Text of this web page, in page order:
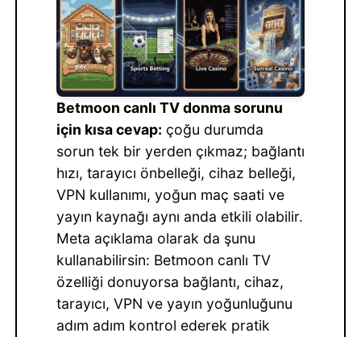
Betmoon canlı TV donma sorunu
için kısa cevap: çoğu durumda
sorun tek bir yerden çıkmaz; bağlantı
hızı, tarayıcı önbelleği, cihaz belleği,
VPN kullanımı, yoğun maç saati ve
yayın kaynağı aynı anda etkili olabilir.
Meta açıklama olarak da şunu
kullanabilirsin: Betmoon canlı TV
özelliği donuyorsa bağlantı, cihaz,
tarayıcı, VPN ve yayın yoğunluğunu
adım adım kontrol ederek pratik